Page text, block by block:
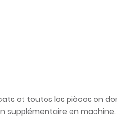
et toutes les pièces en
supplémentaire en machine.